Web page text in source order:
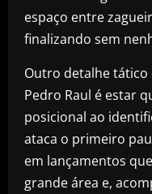
espaço entre
finalizando sem
Outro detalhe tático
Pedro Raul é estar
posicional ao
ataca o primeiro
em lançamentos
grande área e,